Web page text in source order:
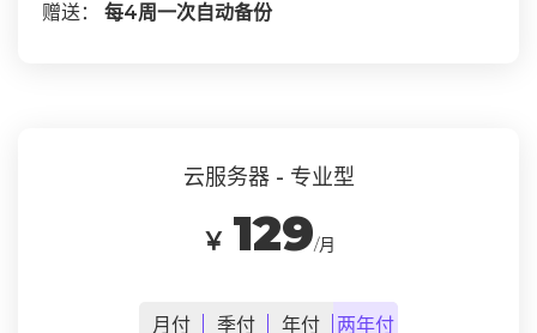
赠送： 每4周一次自动备份
云服务器 - 专业型
￥ 129/月
月 付 季付 年付 两年付